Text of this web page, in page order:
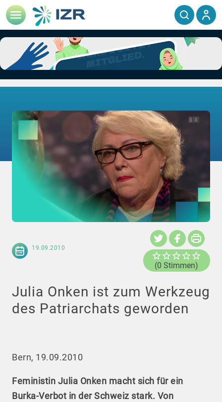
19.09.2010
(0 Stimmen)
Julia Onken ist zum Werkzeug
des Patriarchats geworden
Bern, 19.09.2010
Feministin Julia Onken macht sich für ein
Burka-Verbot in der Schweiz stark. Von